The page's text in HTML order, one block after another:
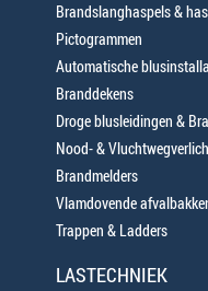
Brandslanghaspels &
Pictogrammen
Automatische
Branddekens
Droge blusleidingen &
Nood- &
Brandmelders
Vlamdovende
Trappen & Ladders
LASTECHNIEK